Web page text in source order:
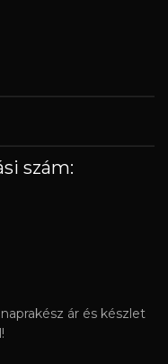
szám:
ár és készlet